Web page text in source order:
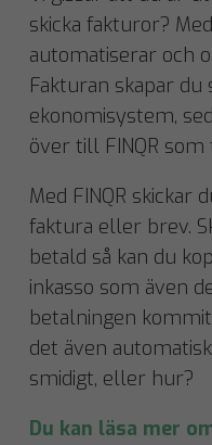
skicka fakturor?
automatiserar och
Fakturan skapar
ekonomisystem,
över till FINQR
Med FINQR skickar
faktura eller brev.
betald så kan du
inkasso som även
betalningen
det även
smidigt, eller hur?
Du kan läsa mer